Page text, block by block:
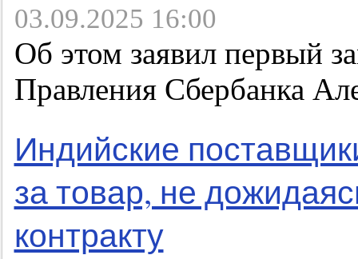
03.09.2025 16:00
Об этом заявил первый
Правления Сбербанка
Индийские
за товар, не
контракту